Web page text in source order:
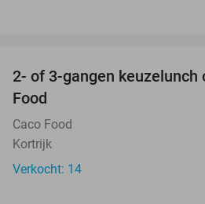
2- of 3-gangen keuzelunch
Food
Caco Food
Kortrijk
Verkocht: 14